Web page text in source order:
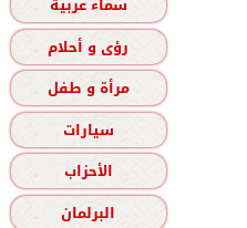
رؤى و أحلام
مرأة و طفل
سيارات
الأحزاب
البرلمان